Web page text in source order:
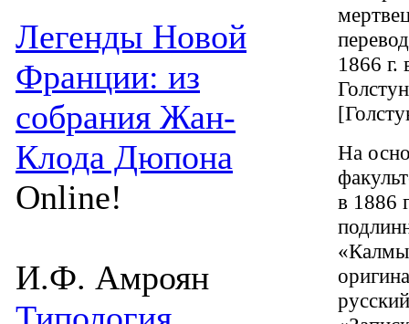
Легенды Новой
Франции: из
собрания Жан-
Клода Дюпона
Online!
И.Ф. Амроян
1866
На
в 1886